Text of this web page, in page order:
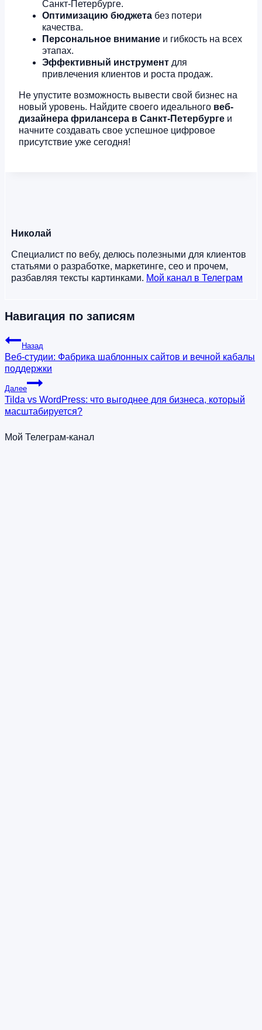
Санкт-Петербурге.
Оптимизацию бюджета без потери
качества.
Персональное внимание и гибкость на всех
этапах.
Эффективный инструмент для
привлечения клиентов и роста продаж.
Не упустите возможность вывести свой бизнес на
новый уровень. Найдите своего идеального веб-
дизайнера фрилансера в Санкт-Петербурге и
начните создавать свое успешное цифровое
присутствие уже сегодня!
Николай
Специалист по вебу, делюсь полезными для клиентов
статьями о разработке, маркетинге, сео и прочем,
разбавляя тексты картинками. Мой канал в Телеграм
Навигация по записям
Назад
Веб-студии: Фабрика шаблонных сайтов и вечной кабалы
поддержки
Далее
Tilda vs WordPress: что выгоднее для бизнеса, который
масштабируется?
Мой Телеграм-канал